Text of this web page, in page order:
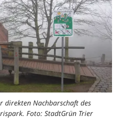
direkten Nachbarschaft des
Foto: StadtGrün Trier